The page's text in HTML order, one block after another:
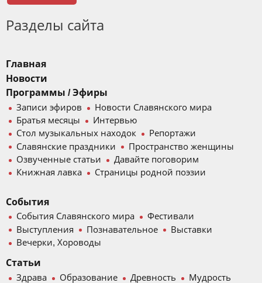
Разделы сайта
Главная
Новости
Программы / Эфиры
Записи эфиров
Новости Славянского мира
Братья месяцы
Интервью
Стол музыкальных находок
Репортажи
Славянские праздники
Пространство женщины
Озвученные статьи
Давайте поговорим
Книжная лавка
Страницы родной поэзии
События
События Славянского мира
Фестивали
Выступления
Познавательное
Выставки
Вечерки, Хороводы
Статьи
Здрава Образование Древность
Мудрость